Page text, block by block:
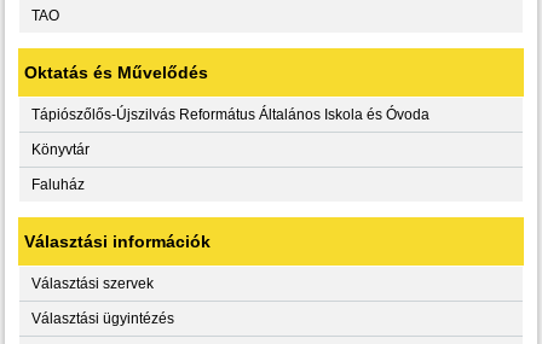
TAO
Oktatás és Művelődés
Tápiószőlős-Újszilvás Református Általános Iskola és Óvoda
Könyvtár
Faluház
Választási információk
Választási szervek
Választási ügyintézés